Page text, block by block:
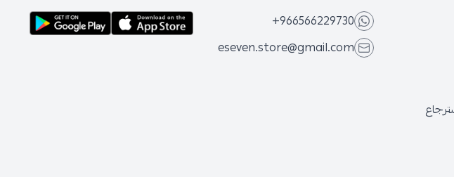
+966566229730
eseven.store@gmail.com